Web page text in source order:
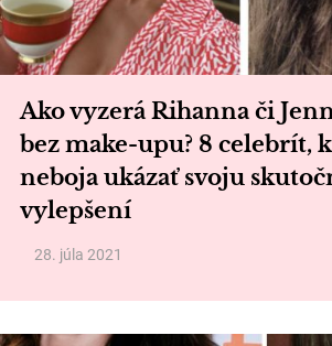
Ako vyzerá Rihanna či
bez make-upu? 8 celebrít,
neboja ukázať svoju
vylepšení
28. júla 2021